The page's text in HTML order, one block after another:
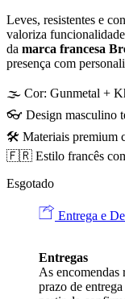
Leves, resistentes e
valoriza
da marca francesa
presença com
🌫️ Cor: Gunmetal +
👓 Design masculino
🛠️ Materiais premium
🇫🇷 Estilo francês
Esgotado
Entrega e
Entregas
As encomendas
prazo de